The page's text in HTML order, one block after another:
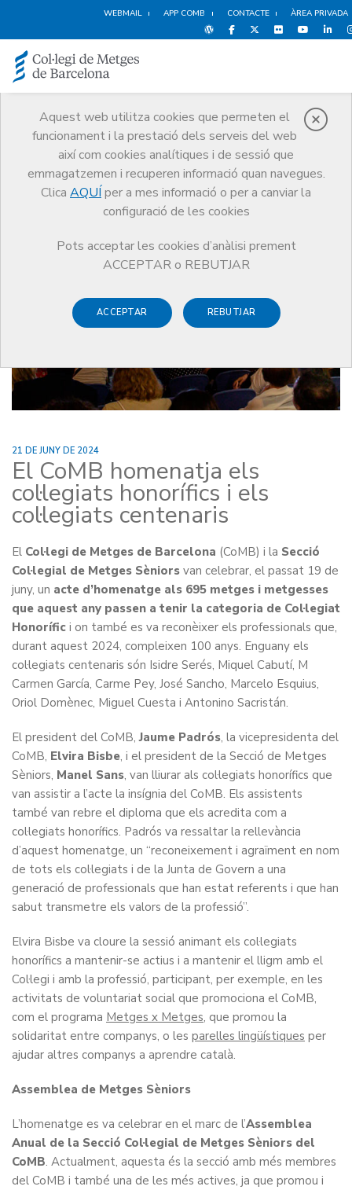
WEBMAIL APP COMB CONTACTE ÀREA PRIVADA
Aquest web utilitza cookies que permeten el
funcionament i la prestació dels serveis del web
així com cookies analítiques i de sessió que
emmagatzemen i recuperen informació quan navegues.
Clica AQUÍ per a mes informació o per a canviar la
configuració de les cookies
Pots acceptar les cookies d’anàlisi prement
ACCEPTAR o REBUTJAR
ACCEPTAR REBUTJAR
Notícies
Comunicació
Notícies
El CoMB homenatja els col·legiats honorífics i els col·legiats centenaris
21 DE JUNY DE 2024
El CoMB homenatja els
col·legiats honorífics i els
col·legiats centenaris
El Col·legi de Metges de Barcelona (CoMB) i la Secció
Col·legial de Metges Sèniors van celebrar, el passat 19 de
juny, un acte d’homenatge als 695 metges i metgesses
que aquest any passen a tenir la categoria de Col·legiat
Honorífic i on també es va reconèixer els professionals que,
durant aquest 2024, compleixen 100 anys. Enguany els
col·legiats centenaris són Isidre Serés, Miquel Cabutí, M
Carmen García, Carme Pey, José Sancho, Marcelo Esquius,
Oriol Domènec, Miguel Cuesta i Antonino Sacristán.
El president del CoMB,Jaume Padrós, la vicepresidenta del
CoMB, Elvira Bisbe, i el president de la Secció de Metges
Sèniors, Manel Sans, van lliurar als col·legiats honorífics que
van assistir a l’acte la insígnia del CoMB. Els assistents
també van rebre el diploma que els acredita com a
col·legiats honorífics. Padrós va ressaltar la rellevància
d’aquest homenatge, un “reconeixement i agraïment en nom
de tots els col·legiats i de la Junta de Govern a una
generació de professionals que han estat referents i que han
sabut transmetre els valors de la professió”.
Elvira Bisbe va cloure la sessió animant els col·legiats
honorífics a mantenir-se actius i a mantenir el lligm amb el
Col·legi i amb la professió, participant, per exemple, en les
activitats de voluntariat social que promociona el CoMB,
com el programa Metges x Metges, que promou la
solidaritat entre companys, o les parelles lingüístiques per
ajudar altres companys a aprendre català.
Assemblea de Metges Sèniors
L’homenatge es va celebrar en el marc de l’Assemblea
Anual de la Secció Col·legial de Metges Sèniors del
CoMB. Actualment, aquesta és la secció amb més membres
del CoMB i també una de les més actives, ja que promou i